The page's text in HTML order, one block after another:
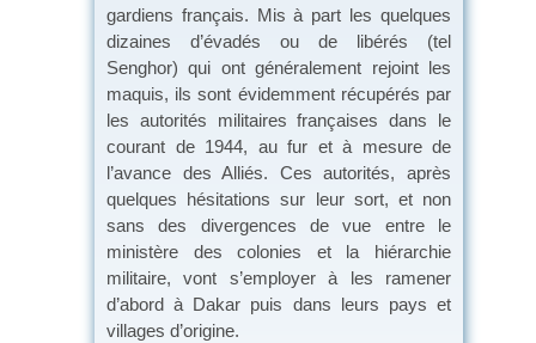
gardiens français. Mis à part les quelques
dizaines d’évadés ou de libérés (tel
Senghor) qui ont généralement rejoint les
maquis, ils sont évidemment récupérés par
les autorités militaires françaises dans le
courant de 1944, au fur et à mesure de
l’avance des Alliés. Ces autorités, après
quelques hésitations sur leur sort, et non
sans des divergences de vue entre le
ministère des colonies et la hiérarchie
militaire, vont s’employer à les ramener
d’abord à Dakar puis dans leurs pays et
villages d’origine.